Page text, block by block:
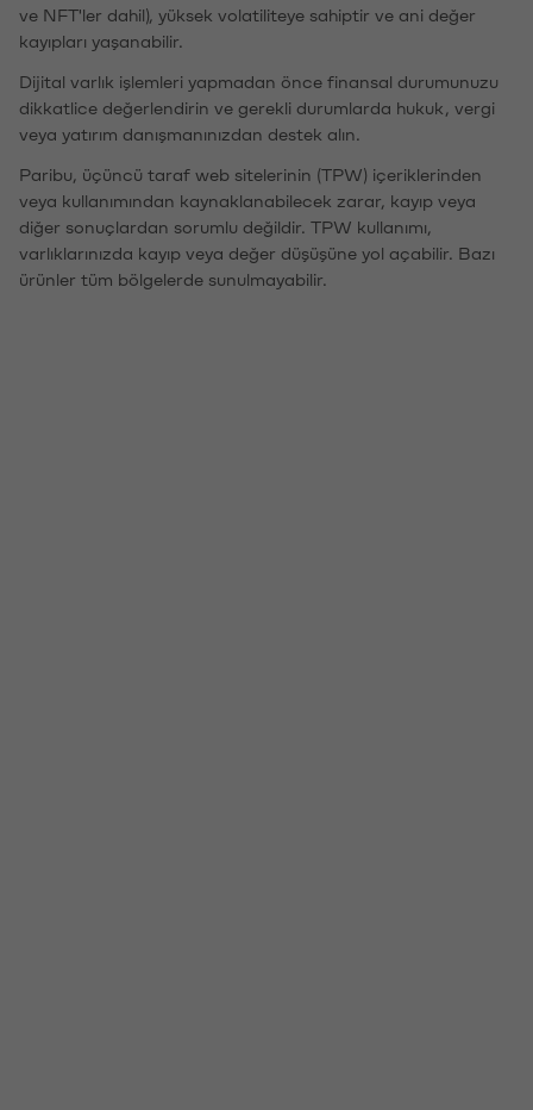
ve NFT'ler dahil), yüksek volatiliteye sahiptir ve ani değer
kayıpları yaşanabilir.
Dijital varlık işlemleri yapmadan önce finansal durumunuzu
dikkatlice değerlendirin ve gerekli durumlarda hukuk, vergi
veya yatırım danışmanınızdan destek alın.
Paribu, üçüncü taraf web sitelerinin (TPW) içeriklerinden
veya kullanımından kaynaklanabilecek zarar, kayıp veya
diğer sonuçlardan sorumlu değildir. TPW kullanımı,
varlıklarınızda kayıp veya değer düşüşüne yol açabilir. Bazı
ürünler tüm bölgelerde sunulmayabilir.